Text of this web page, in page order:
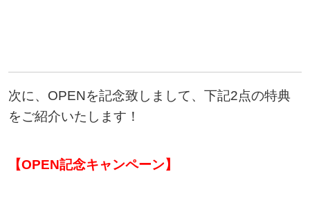
次に、OPENを記念致しまして、下記2点の特典
をご紹介いたします！
【OPEN記念キャンペーン】